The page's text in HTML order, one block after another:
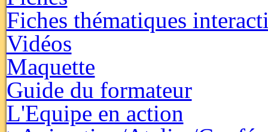
Fiches thématiques
Vidéos
Maquette
Guide du formateur
L'Equipe en action